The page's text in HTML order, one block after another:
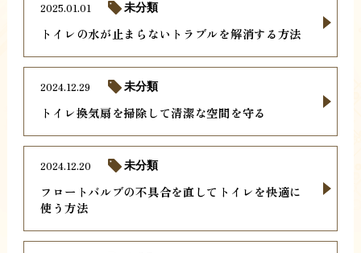
トイレの水が止まらないトラブルを解消する方法
2025.01.01 未分類
トイレ換気扇を掃除して清潔な空間を守る
2024.12.29 未分類
フロートバルブの不具合を直してトイレを快適に
使う方法
2024.12.20 未分類